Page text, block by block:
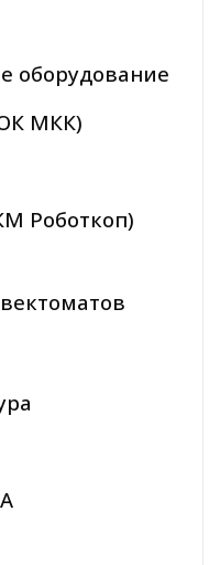
оборудование
МКК)
Роботкоп)